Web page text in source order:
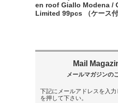
en roof Giallo Modena /
Limited 99pcs （ケース付
下記にメールアドレスを入力
を押して下さい。